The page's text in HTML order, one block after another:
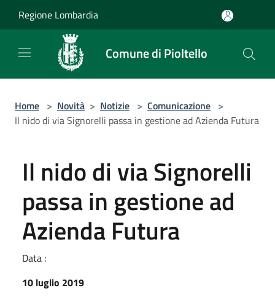
Regione Lombardia
Comune di Pioltello
Home > Novità > Notizie > Comunicazione >
Il nido di via Signorelli passa in gestione ad Azienda Futura
Il nido di via Signorelli
passa in gestione ad
Azienda Futura
Data :
10 luglio 2019